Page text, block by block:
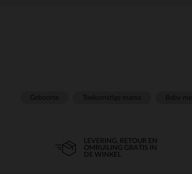
LEVERING, RETOUR EN
OMRUILING GRATIS IN
DE WINKEL